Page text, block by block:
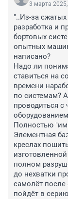
3 марта
"..Из-за
разработка и
бортовых
опытных
написано?
Надо ли
ставиться на
времени
по системам?
проводиться с
Полностью
Элементная
креслах
полном
до нехватки
самолёт после
пойдёт в